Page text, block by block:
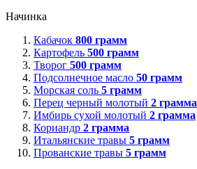
Начинка
Кабачок 800 грамм
Картофель 500 грамм
Творог 500 грамм
Подсолнечное масло 50 грамм
Морская соль 5 грамм
Перец черный молотый 2 грамма
Имбирь сухой молотый 2 грамма
Кориандр 2 грамма
Итальянские травы 5 грамм
Прованские травы 5 грамм